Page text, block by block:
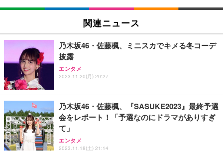
SIHOO B100 オフィスチェア／デスクチェア メッシ
ュチェア 人間工学 疲れない ブラック
￥27,999
Sezlife オフィスチェア デスクチェア 疲れない テレ
ワーク チェア 強化バックレスト 30度ロッキング機
能 人間工学 椅子 腰サポート 90度跳ね上げ式アーム
務用 おしゃれ パソコンチェア (ブラック)
Sezlife オフィスチェア デスクチェア 疲れない テレ
ワーク チェア 強化バックレスト 30度ロッキング機
能 人間工学 椅子 腰サポート 90度跳ね上げ式アーム
レスト 3Dヘッドレスト ハンガー付き 高反発クッシ
EIZO ビジネス向けプレミアムモニター | FlexScan
￥109,572
【純正品】27"ゲーミングモニター DualSense 充電
フック付き（CFI-ZDM1J）
【整備済み品】Dell E2724HS 27インチ 液晶モニタ
ー フルHD（1920×1080）VA 非光沢 HDMI/DisplayP
ort/VGA スピーカー内蔵 高さ調整 スイベル VESA対
応 ComfortView ビジネス向け
Amazonベーシック ペットシーツ 厚型 ワイド 42枚
x2袋(84枚) ホワイト(吸収面:ライトブルー)
￥3,234
ネオ・ルーライフ ネオ・オムツ L 中型犬用 26枚入
り 単品
Smart Basic(スマートベーシック) 【Amazon.co.jp
限定】 Smart Basic アイリスオーヤマ ペットシーツ
超厚型 お徳用 ワイド 100枚入 (x 1) (ケース販売)
関連ニュース
乃木坂46・佐藤楓、ミニスカでキメる冬コーデ
披露
エンタメ
2023.11.20(月) 20:27
乃木坂46・佐藤楓、『SASUKE2023』最終予選
会をレポート！「予選なのにドラマがありすぎ
て」
エンタメ
2023.11.18(土) 21:14